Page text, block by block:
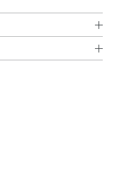
ンゾン－1・シリカ・